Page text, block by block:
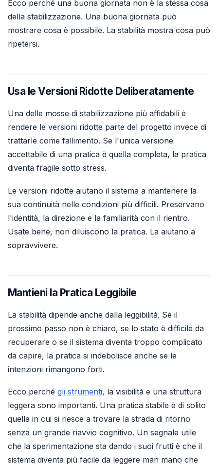
Ecco perché una buona giornata non è la stessa cosa
della stabilizzazione. Una buona giornata può
mostrare cosa è possibile. La stabilità mostra cosa può
ripetersi.
Usa le Versioni Ridotte Deliberatamente
Una delle mosse di stabilizzazione più affidabili è
rendere le versioni ridotte parte del progetto invece di
trattarle come fallimento. Se l'unica versione
accettabile di una pratica è quella completa, la pratica
diventa fragile sotto stress.
Le versioni ridotte aiutano il sistema a mantenere la
sua continuità nelle condizioni più difficili. Preservano
l'identità, la direzione e la familiarità con il rientro.
Usate bene, non diluiscono la pratica. La aiutano a
sopravvivere.
Mantieni la Pratica Leggibile
La stabilità dipende anche dalla leggibilità. Se il
prossimo passo non è chiaro, se lo stato è difficile da
recuperare o se il sistema diventa troppo complicato
da capire, la pratica si indebolisce anche se le
intenzioni rimangono forti.
Ecco perché gli strumenti, la visibilità e una struttura
leggera sono importanti. Una pratica stabile è di solito
quella in cui si riesce a trovare la strada di ritorno
senza un grande riavvio cognitivo. Un segnale utile
che la sperimentazione sta dando i suoi frutti è che il
sistema diventa più facile da leggere man mano che